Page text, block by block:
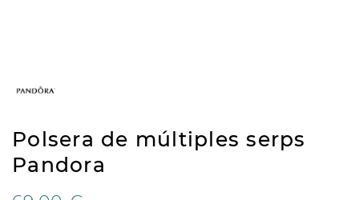
Polsera de múltiples serps
Pandora